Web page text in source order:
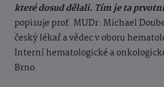
které dosud dělali. Tím je ta
popisuje prof. MUDr. Michael
český lékař a vědec v oboru
Interní hematologické a
Brno.